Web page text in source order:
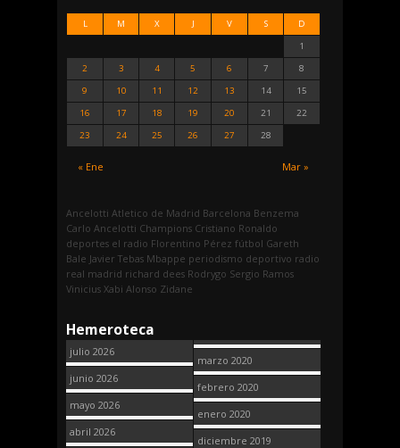
L M X J V S D
« Ene Mar »
1
2
3 4 5 6 7
8
9
10 11 12 13 14
15
16
17 18 19 20 21
22
23
24 25 26 27 28
Ancelotti Atletico de Madrid Barcelona Benzema
Carlo Ancelotti Champions Cristiano Ronaldo
deportes el radio Florentino Pérez fútbol Gareth
Bale Javier Tebas Mbappe periodismo deportivo radio
real madrid richard dees Rodrygo Sergio Ramos
Vinicius Xabi Alonso Zidane
Hemeroteca
julio 2026
junio 2026
mayo 2026
abril 2026
marzo 2020
febrero 2020
enero 2020
diciembre 2019